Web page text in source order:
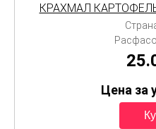
КРАХМАЛ
Цена за